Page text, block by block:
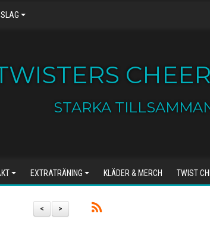
STARKA
EXTRATRÄNING KLÄDER & MERCH TWIST
>
<